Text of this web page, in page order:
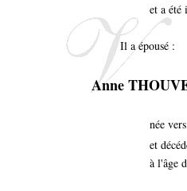
et a été
Il a épousé :
Anne
née
et
à l'âge